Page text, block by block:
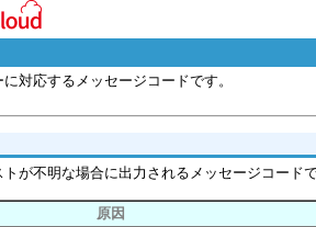
対応するメッセージコードです。
が不明な場合に出力されるメッセージコードで
原因